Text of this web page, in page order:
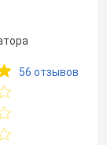
56 отзывов